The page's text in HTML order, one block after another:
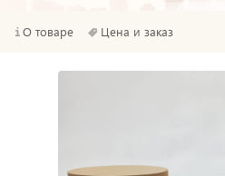
О товаре Цена и заказ